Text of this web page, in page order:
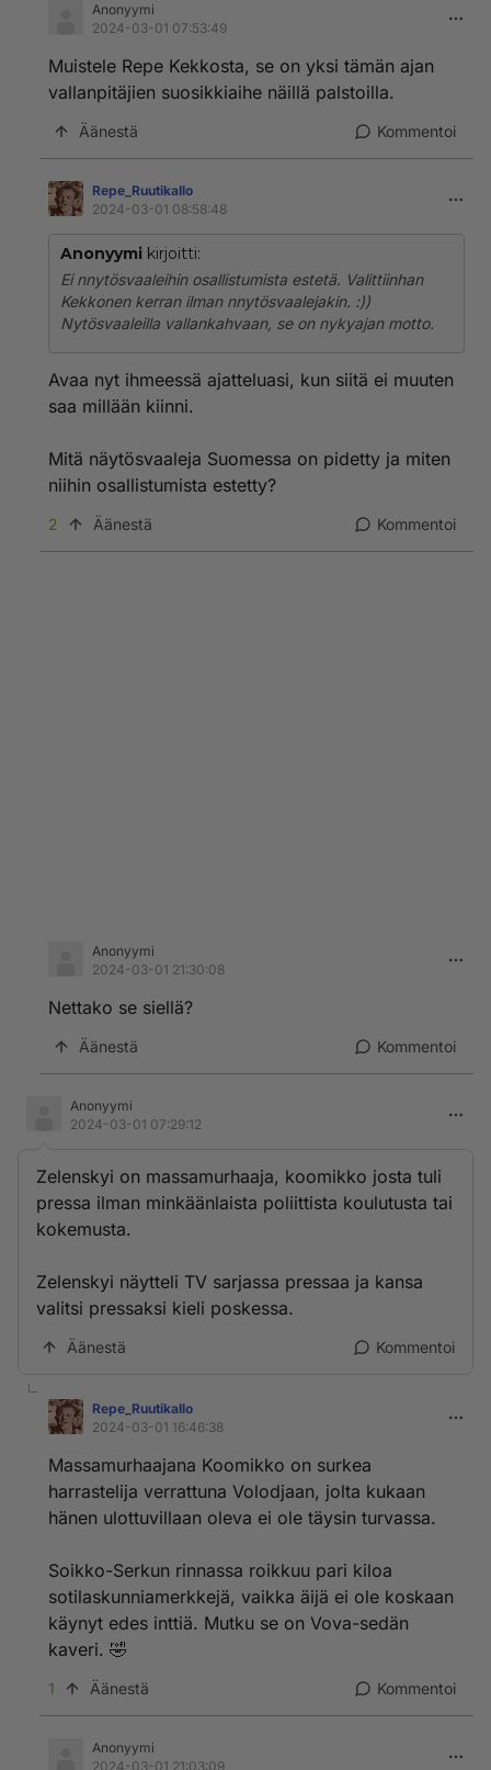
Anonyymi
2024-03-01 07:53:49
Muistele Repe Kekkosta, se on yksi tämän ajan
vallanpitäjien suosikkiaihe näillä palstoilla.
Äänestä Kommentoi
Repe_RuutikaIlo
2024-03-01 08:58:48
Anonyymi kirjoitti:
Ei nnytösvaaleihin osallistumista estetä. Valittiinhan
Kekkonen kerran ilman nnytösvaalejakin. :))
Nytösvaaleilla vallankahvaan, se on nykyajan motto.
Avaa nyt ihmeessä ajatteluasi, kun siitä ei muuten
saa millään kiinni.
Mitä näytösvaaleja Suomessa on pidetty ja miten
niihin osallistumista estetty?
2 Äänestä Kommentoi
Anonyymi
2024-03-01 21:30:08
Nettako se siellä?
Äänestä Kommentoi
Anonyymi
2024-03-01 07:29:12
Zelenskyi on massamurhaaja, koomikko josta tuli
pressa ilman minkäänlaista poliittista koulutusta tai
kokemusta.
Zelenskyi näytteli TV sarjassa pressaa ja kansa
valitsi pressaksi kieli poskessa.
Äänestä Kommentoi
Repe_RuutikaIlo
2024-03-01 16:46:38
Massamurhaajana Koomikko on surkea
harrastelija verrattuna Volodjaan, jolta kukaan
hänen ulottuvillaan oleva ei ole täysin turvassa.
Soikko-Serkun rinnassa roikkuu pari kiloa
sotilaskunniamerkkejä, vaikka äijä ei ole koskaan
käynyt edes inttiä. Mutku se on Vova-sedän
kaveri. 🤣
1 Äänestä Kommentoi
Anonyymi
2024-03-01 21:03:09